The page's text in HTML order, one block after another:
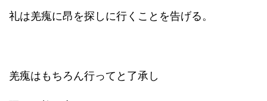
礼は羌瘣に昂を探しに行くことを告げる。
羌瘣はもちろん行ってと了承し